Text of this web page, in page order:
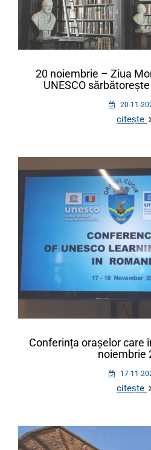
20 noiembrie – Ziua
UNESCO
20-11-
citește
Conferința orașelor care
noiembrie
17-11-
citește